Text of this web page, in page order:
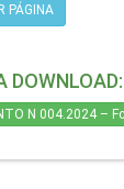
PÁGINA
DOWNLOAD:
N 004.2024 –